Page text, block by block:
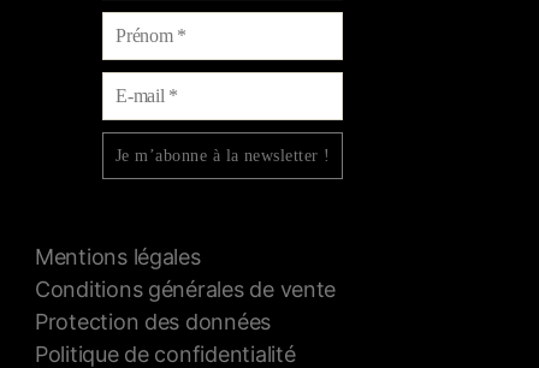
Mentions légales
Conditions générales de vente
Protection des données
Politique de confidentialité